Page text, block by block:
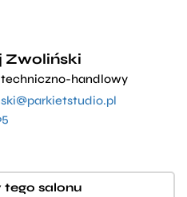
Zwoliński
techniczno-handlowy
tego salonu